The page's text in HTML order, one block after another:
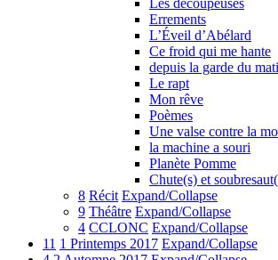
Les découpeuses
Errements
L’Éveil d’Abélard
Ce froid qui me hante
depuis la garde du
Le rapt
Mon rêve
Poèmes
Une valse contre la
la machine a souri
Planète Pomme
Chute(s) et
8 Récit Expand/Collapse
9 Théâtre Expand/Collapse
4 CCLONC Expand/Collapse
11 1 Printemps 2017 Expand/Collapse